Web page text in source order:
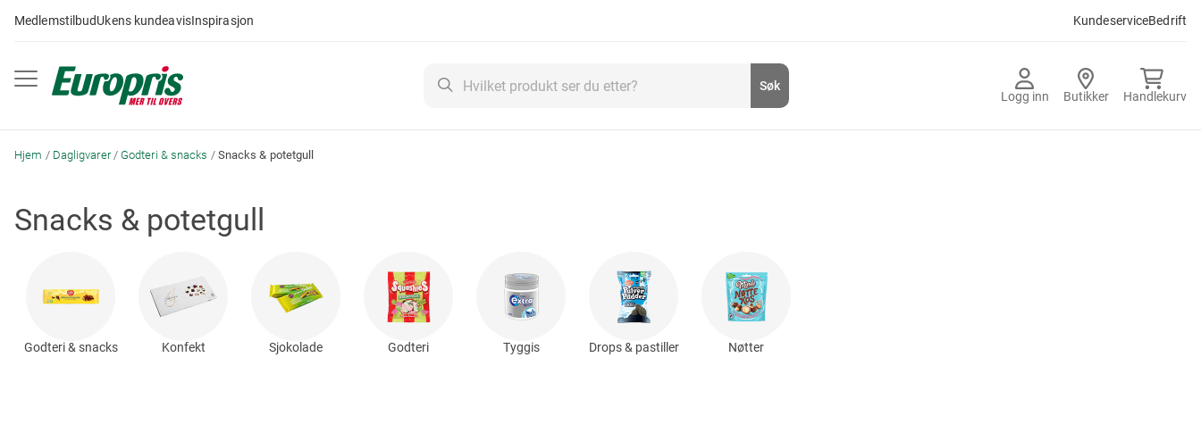
til
MedlemstilbudUkens kundeavisInspirasjon KundeserviceBedrift
Logg inn Butikker Handlekurv
Søk
Hjem Dagligvarer Godteri & snacks Snacks & potetgull
Snacks & potetgull
Godteri & snacks Konfekt Sjokolade Godteri Tyggis Drops & pastiller Nøtter